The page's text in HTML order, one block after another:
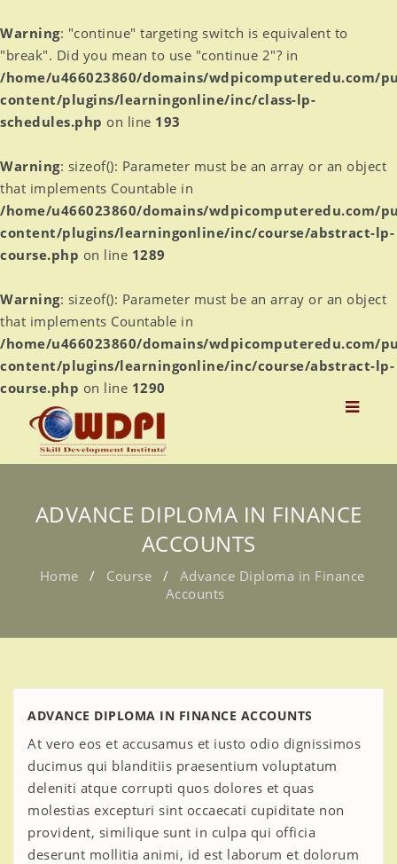
Warning: "continue" targeting switch is equivalent to
"break". Did you mean to use "continue 2"? in
/home/u466023860/domains/wdpicomputeredu.com/
content/plugins/learningonline/inc/class-lp-
schedules.php on line 193
Warning: sizeof(): Parameter must be an array or an object
that implements Countable in
/home/u466023860/domains/wdpicomputeredu.com/
content/plugins/learningonline/inc/course/abstract-lp-
course.php on line 1289
Warning: sizeof(): Parameter must be an array or an object
that implements Countable in
/home/u466023860/domains/wdpicomputeredu.com/
content/plugins/learningonline/inc/course/abstract-lp-
course.php on line 1290
ADVANCE DIPLOMA IN FINANCE
ACCOUNTS
Home / Course /
Advance Diploma in Finance
Accounts
ADVANCE DIPLOMA IN FINANCE ACCOUNTS
At vero eos et accusamus et iusto odio dignissimos
ducimus qui blanditiis praesentium voluptatum
deleniti atque corrupti quos dolores et quas
molestias excepturi sint occaecati cupiditate non
provident, similique sunt in culpa qui officia
deserunt mollitia animi, id est laborum et dolorum